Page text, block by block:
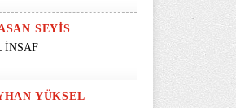
SEYİS
İNSAF
YÜKSEL